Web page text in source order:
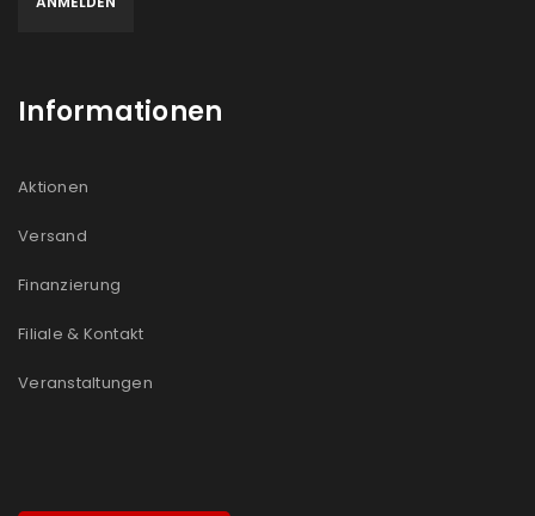
Informationen
Aktionen
Versand
Finanzierung
Filiale & Kontakt
Veranstaltungen